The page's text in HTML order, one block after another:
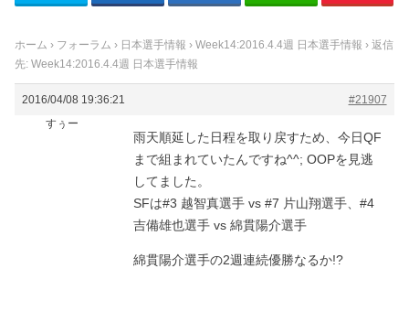
ホーム › フォーラム › 日本選手情報 › Week14:2016.4.4週 日本選手情報 › 返信
先: Week14:2016.4.4週 日本選手情報
2016/04/08 19:36:21
#21907
すぅー
雨天順延した日程を取り戻すため、今日QF
まで組まれていたんですね^^; OOPを見逃
してました。
SFは#3 越智真選手 vs #7 片山翔選手、#4
吉備雄也選手 vs 綿貫陽介選手
綿貫陽介選手の2週連続優勝なるか!?